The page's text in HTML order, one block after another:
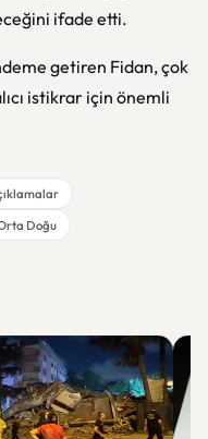
ifade etti.
getiren Fidan, çok
istikrar için önemli
Doğu